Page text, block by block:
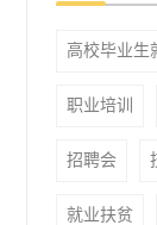
高校毕业生
职业培训
招聘会
就业扶贫